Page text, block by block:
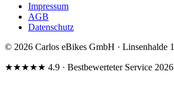
Impressum
AGB
Datenschutz
© 2026 Carlos eBikes GmbH · Linsenhalde
★★★★★ 4.9 · Bestbewerteter Service 2026